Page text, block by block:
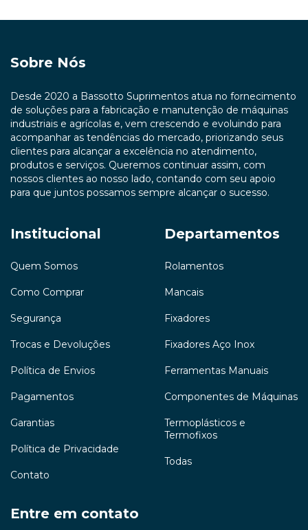
Sobre Nós
Desde 2020 a Bassotto Suprimentos atua no fornecimento
de soluções para a fabricação e manutenção de máquinas
industriais e agrícolas e, vem crescendo e evoluindo para
acompanhar as tendências do mercado, priorizando seus
clientes para alcançar a excelência no atendimento,
produtos e serviços. Queremos continuar assim, com
nossos clientes ao nosso lado, contando com seu apoio
para que juntos possamos sempre alcançar o sucesso.
Institucional
Quem Somos
Como Comprar
Segurança
Trocas e Devoluções
Política de Envios
Pagamentos
Garantias
Política de Privacidade
Contato
Departamentos
Rolamentos
Mancais
Fixadores
Fixadores Aço Inox
Ferramentas Manuais
Componentes de Máquinas
Termoplásticos e
Termofixos
Todas
Entre em contato